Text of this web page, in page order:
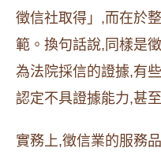
徵信社取得」,而在於
範。換句話說,同樣是
為法院採信的證據,有
認定不具證據能力,甚
實務上,徵信業的服務